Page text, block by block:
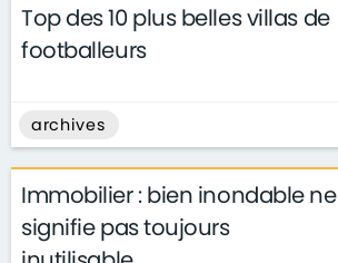
Top des 10 plus belles villas de
footballeurs
archives
Immobilier : bien inondable ne
signifie pas toujours